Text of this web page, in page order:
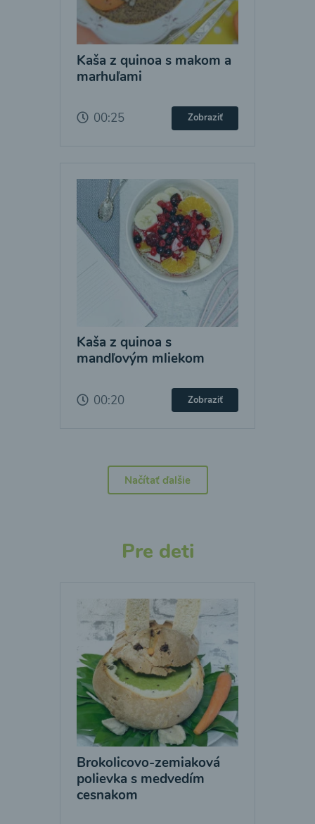
Kaša z quinoa s makom a
marhuľami
00:25 Zobraziť
Kaša z quinoa s
mandľovým mliekom
00:20 Zobraziť
Načítať ďalšie
Pre deti
Brokolicovo-zemiaková
polievka s medvedím
cesnakom